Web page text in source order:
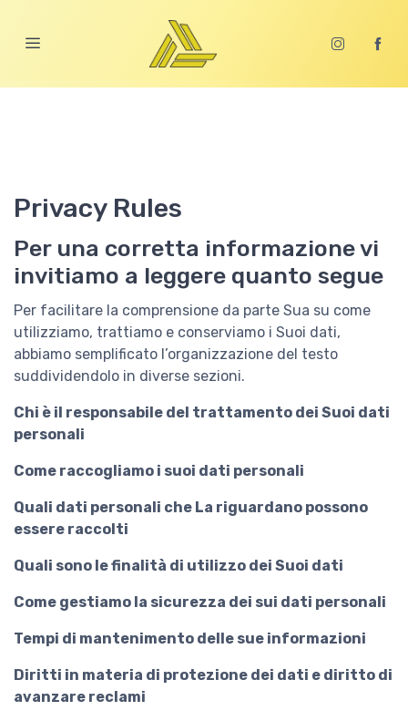
Privacy Rules
Per una corretta informazione vi
invitiamo a leggere quanto segue
Per facilitare la comprensione da parte Sua su come
utilizziamo, trattiamo e conserviamo i Suoi dati,
abbiamo semplificato l’organizzazione del testo
suddividendolo in diverse sezioni.
Chi è il responsabile del trattamento dei Suoi dati
personali
Come raccogliamo i suoi dati personali
Quali dati personali che La riguardano possono
essere raccolti
Quali sono le finalità di utilizzo dei Suoi dati
Come gestiamo la sicurezza dei sui dati personali
Tempi di mantenimento delle sue informazioni
Diritti in materia di protezione dei dati e diritto di
avanzare reclami